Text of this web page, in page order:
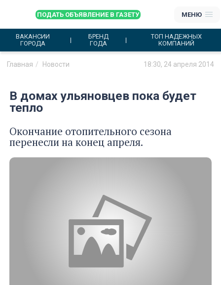
ПОДАТЬ ОБЪЯВЛЕНИЕ В ГАЗЕТУ МЕНЮ
ВАКАНСИИ
ГОРОДА
БРЕНД
ГОДА
ТОП НАДЕЖНЫХ
КОМПАНИЙ
Главная Новости 18:30, 24 апреля 2014
В домах ульяновцев пока будет
тепло
Окончание отопительного сезона
перенесли на конец апреля.